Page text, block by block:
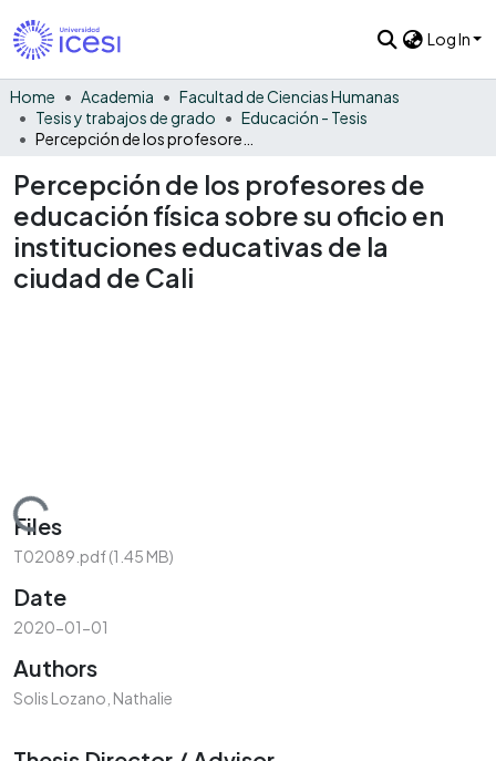
Log In
Home Academia
Facultad de Ciencias Humanas
Tesis y trabajos de grado
Educación - Tesis
Percepción de los profesores de
educación física sobre su oficio en
instituciones educativas de la
ciudad de Cali
Loading...
Files
T02089.pdf(1.45 MB)
Date
2020-01-01
Authors
Solis Lozano, Nathalie